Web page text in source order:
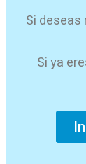
Si deseas
Si ya